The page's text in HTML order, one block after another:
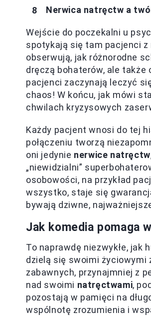
Nerwica natręctw a
Wejście do poczekalni u
spotykają się tam pacjenci z
obserwują, jak różnorodne
dręczą bohaterów, ale
pacjenci zaczynają leczyć
chaos! W końcu, jak mówi
chwilach kryzysowych
Każdy pacjent wnosi do tej
połączeniu tworzą
oni jedynie nerwice natręctw
„niewidzialni”
osobowości, na przykład
wszystko, staje się
bywają dziwne,
Jak komedia pomaga
To naprawdę niezwykłe,
dzielą się swoimi życiowymi
zabawnych, przynajmniej z
nad swoimi natręctwami,
pozostają w pamięci na
wspólnotę zrozumienia i